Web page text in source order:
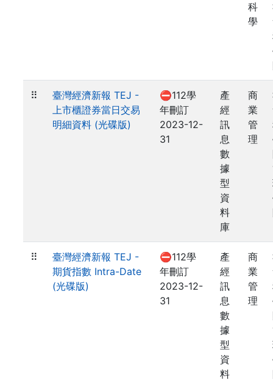
科
學
⠿
臺灣經濟新報 TEJ -
上市櫃證券當日交易
明細資料 (光碟版)
⛔112學
年刪訂
2023-12-
31
產
經
訊
息
數
據
型
資
料
庫
商
業
管
理
⠿
臺灣經濟新報 TEJ -
期貨指數 Intra-Date
(光碟版)
⛔112學
年刪訂
2023-12-
31
產
經
訊
息
數
據
型
資
料
商
業
管
理